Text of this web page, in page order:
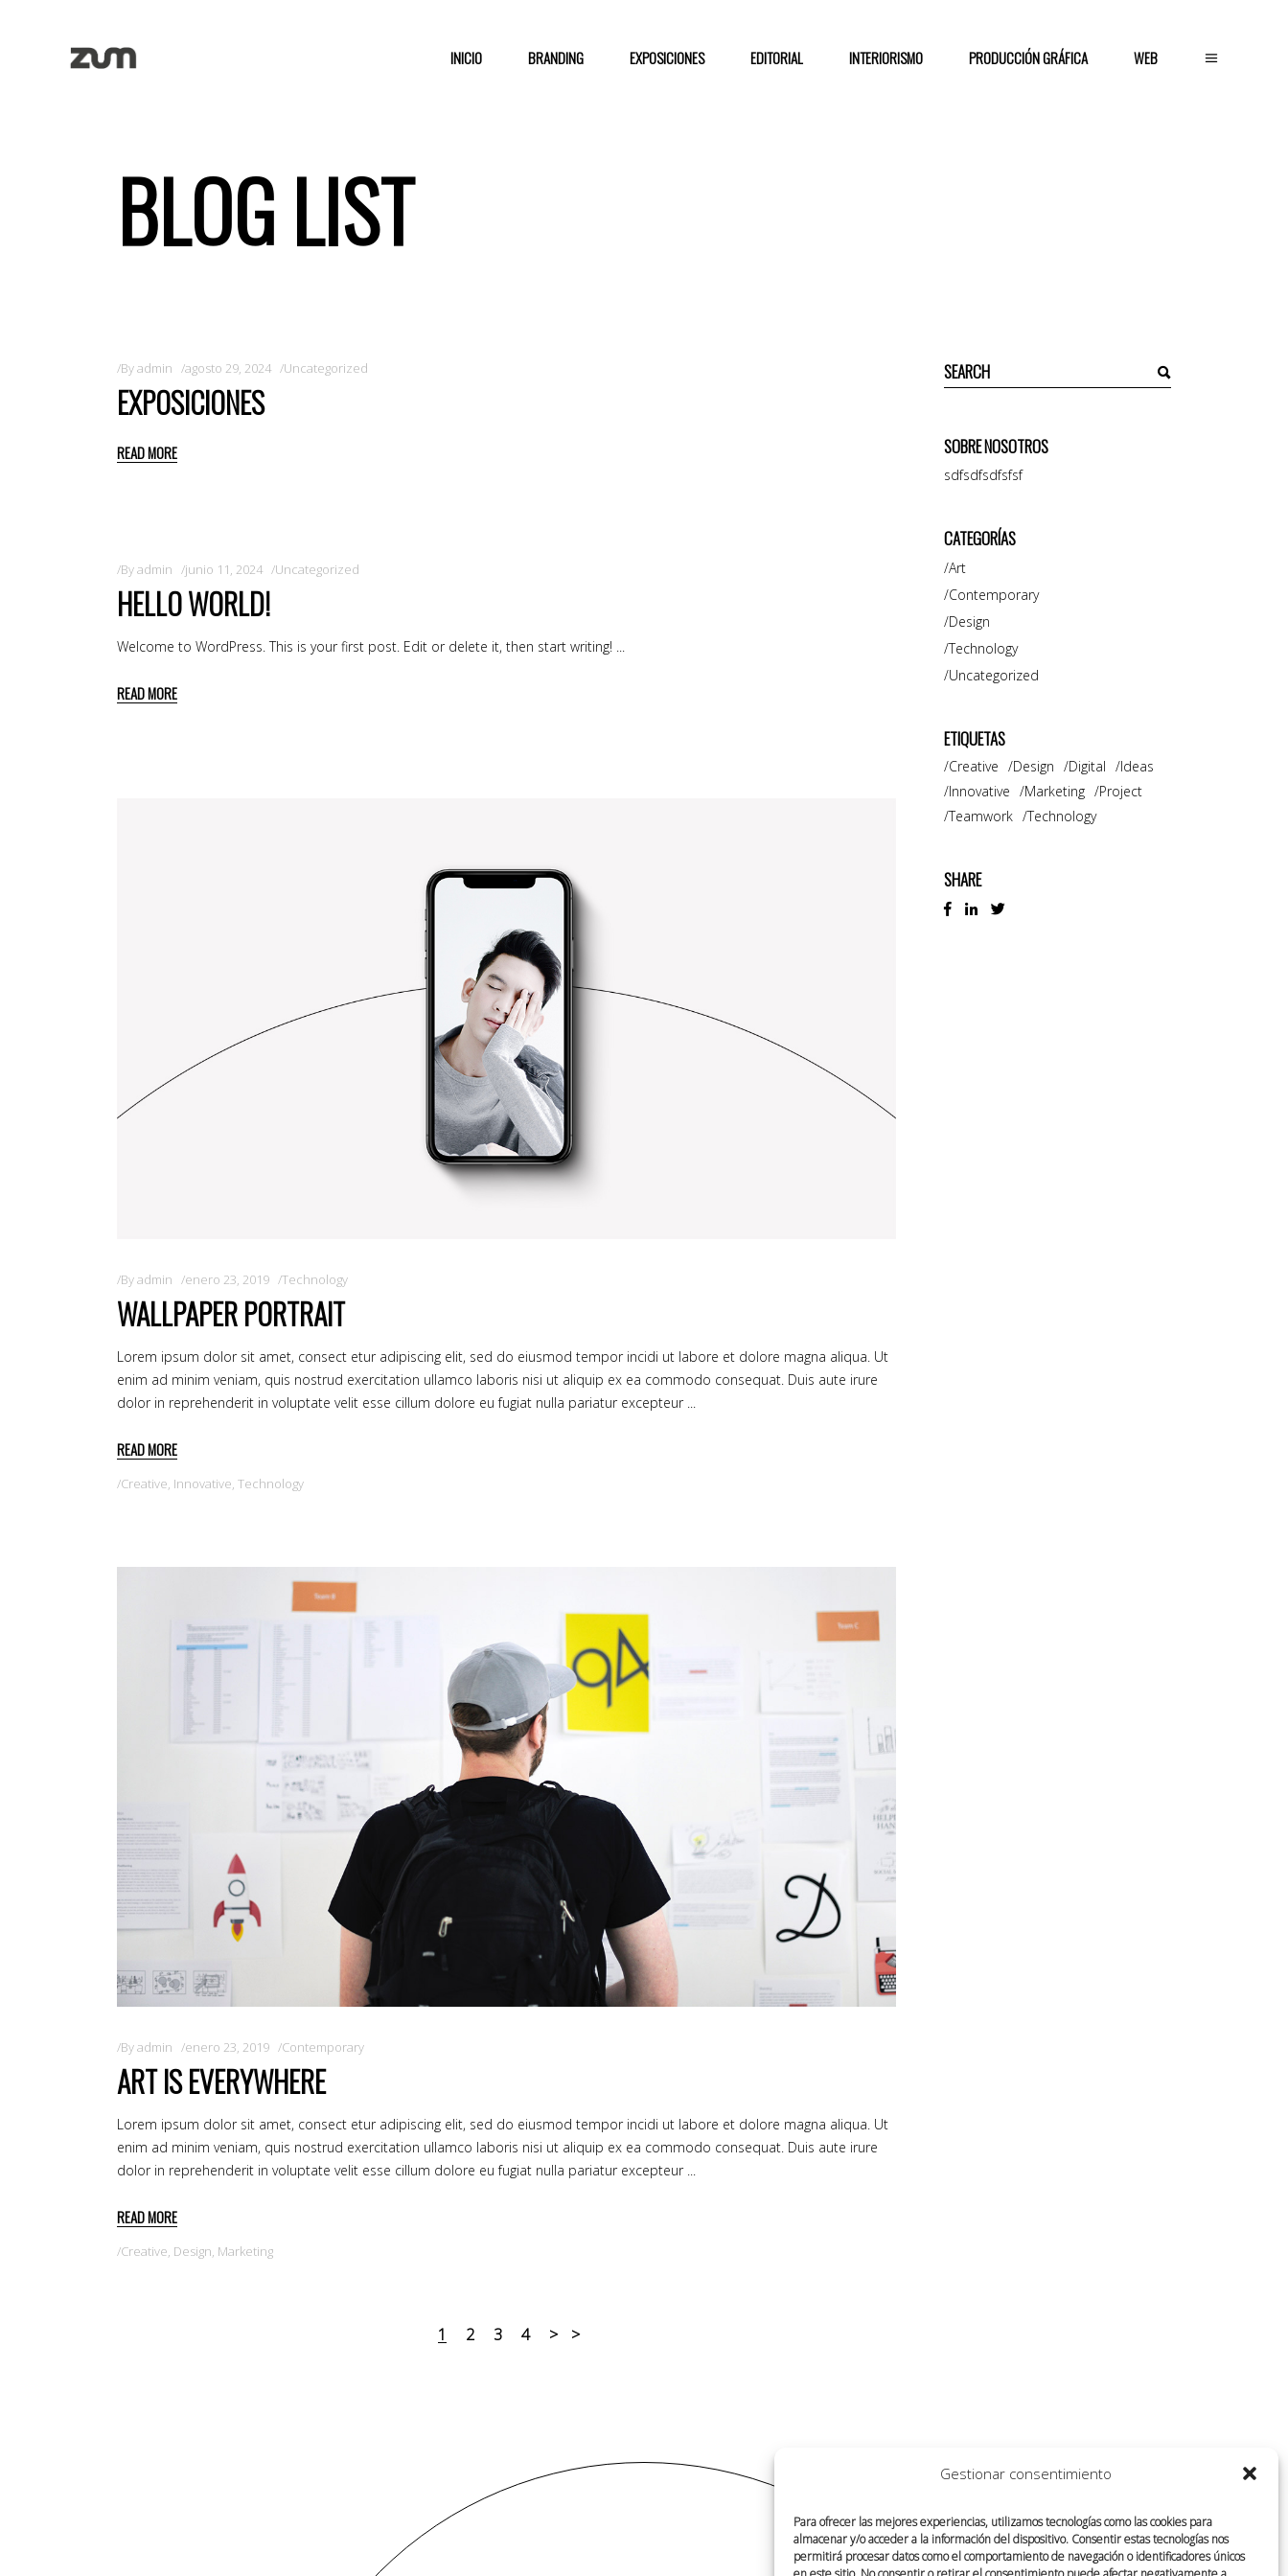
Gestionar consentimiento
Para ofrecer las mejores experiencias, utilizamos tecnologías como las cookies para
almacenar y/o acceder a la información del dispositivo. Consentir estas tecnologías nos
permitirá procesar datos como el comportamiento de navegación o identificadores únicos
INICIO BRANDING EXPOSICIONES EDITORIAL INTERIORISMO PRODUCCIÓN GRÁFICA WEB
BLOG LIST
Byadmin agosto 29, 2024 Uncategorized
EXPOSICIONES
READ MORE
Byadmin junio 11, 2024 Uncategorized
HELLO WORLD!
Welcome to WordPress. This is your first post. Edit or delete it, then start writing!
READ MORE
Byadmin enero 23, 2019 Technology
WALLPAPER PORTRAIT
Lorem ipsum dolor sit amet, consect etur adipiscing elit, sed do eiusmod tempor incidi ut labore et dolore magna aliqua. Ut
enim ad minim veniam, quis nostrud exercitation ullamco laboris nisi ut aliquip ex ea commodo consequat. Duis aute irure
dolor in reprehenderit in voluptate velit esse cillum dolore eu fugiat nulla pariatur excepteur
READ MORE
Creative, Innovative, Technology
Byadmin enero 23, 2019 Contemporary
ART IS EVERYWHERE
Lorem ipsum dolor sit amet, consect etur adipiscing elit, sed do eiusmod tempor incidi ut labore et dolore magna aliqua. Ut
enim ad minim veniam, quis nostrud exercitation ullamco laboris nisi ut aliquip ex ea commodo consequat. Duis aute irure
dolor in reprehenderit in voluptate velit esse cillum dolore eu fugiat nulla pariatur excepteur
READ MORE
Creative, Design, Marketing
1 2 3 4
SOBRE NOSOTROS
sdfsdfsdfsfsf
CATEGORÍAS
Art
Contemporary
Design
Technology
Uncategorized
ETIQUETAS
Creative Design Digital
Ideas
Innovative
Marketing
Project
Teamwork
Technology
SHARE